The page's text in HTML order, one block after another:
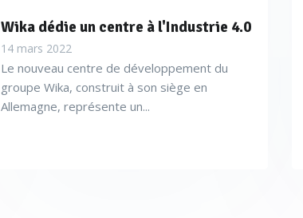
Wika dédie un centre à l'Industrie 4.0
14 mars 2022
Le nouveau centre de développement du
groupe Wika, construit à son siège en
Allemagne, représente un...